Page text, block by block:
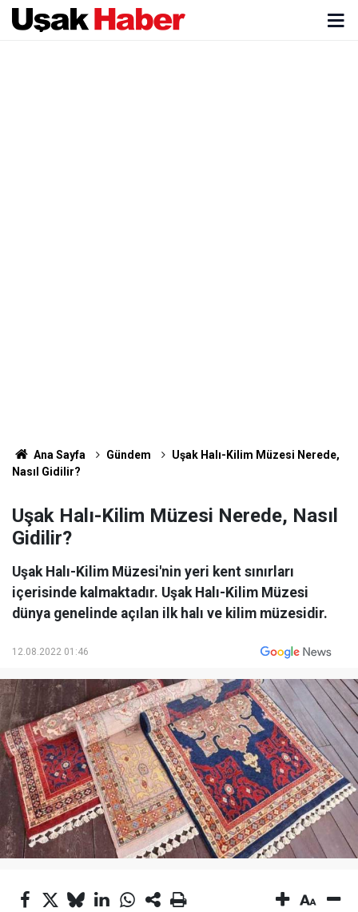
Ana Sayfa Gündem
Uşak Halı-Kilim Müzesi Nerede,
Nasıl Gidilir?
Uşak Halı-Kilim Müzesi Nerede, Nasıl
Gidilir?
Uşak Halı-Kilim Müzesi'nin yeri kent sınırları
içerisinde kalmaktadır. Uşak Halı-Kilim Müzesi
dünya genelinde açılan ilk halı ve kilim müzesidir.
12.08.2022 01:46